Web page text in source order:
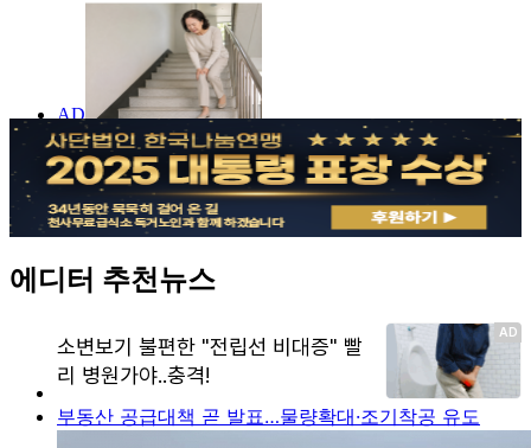
에디터 추천뉴스
부동산 공급대책 곧 발표…물량확대·조기착공 유도